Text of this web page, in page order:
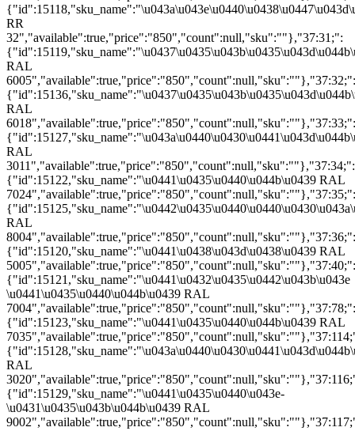
RR
32","available":true,"price":"850","count":null,"sku":""},"37:31;":
RAL
6005","available":true,"price":"850","count":null,"sku":""},"37:32;":
RAL
6018","available":true,"price":"850","count":null,"sku":""},"37:33;":
RAL
3011","available":true,"price":"850","count":null,"sku":""},"37:34;":
{"id":15122,"sku_name":"\u0441\u0435\u0440\u044b\u0439 RAL
7024","available":true,"price":"850","count":null,"sku":""},"37:35;":
RAL
8004","available":true,"price":"850","count":null,"sku":""},"37:36;":
{"id":15120,"sku_name":"\u0441\u0438\u043d\u0438\u0439 RAL
5005","available":true,"price":"850","count":null,"sku":""},"37:40;":
{"id":15121,"sku_name":"\u0441\u0432\u0435\u0442\u043b\u043e
\u0441\u0435\u0440\u044b\u0439 RAL
7004","available":true,"price":"850","count":null,"sku":""},"37:78;":
{"id":15123,"sku_name":"\u0441\u0435\u0440\u044b\u0439 RAL
RAL
{"id":15129,"sku_name":"\u0441\u0435\u0440\u043e-
\u0431\u0435\u043b\u044b\u0439 RAL